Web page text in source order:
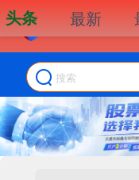
头条 最新